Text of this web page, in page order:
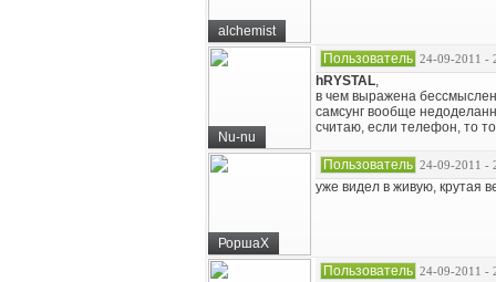
alchemist
Nu-nu
Пользователь 24-09-2011 -
hRYSTAL,
в чем выражена
самсунг вообще
считаю, если телефон, то
РоршаХ
Пользователь 24-09-2011 -
уже видел в живую, крутая
Пользователь 24-09-2011 -